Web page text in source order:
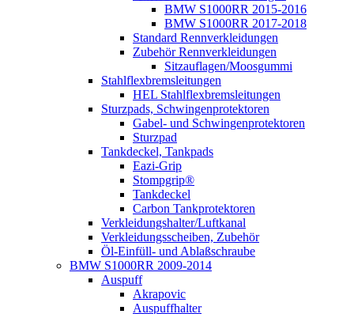
BMW S1000RR 2015-2016
BMW S1000RR 2017-2018
Standard Rennverkleidungen
Zubehör Rennverkleidungen
Sitzauflagen/Moosgummi
Stahlflexbremsleitungen
HEL Stahlflexbremsleitungen
Sturzpads, Schwingenprotektoren
Gabel- und Schwingenprotektoren
Sturzpad
Tankdeckel, Tankpads
Eazi-Grip
Stompgrip®
Tankdeckel
Carbon Tankprotektoren
Verkleidungshalter/Luftkanal
Verkleidungsscheiben, Zubehör
Öl-Einfüll- und Ablaßschraube
BMW S1000RR 2009-2014
Auspuff
Akrapovic
Auspuffhalter